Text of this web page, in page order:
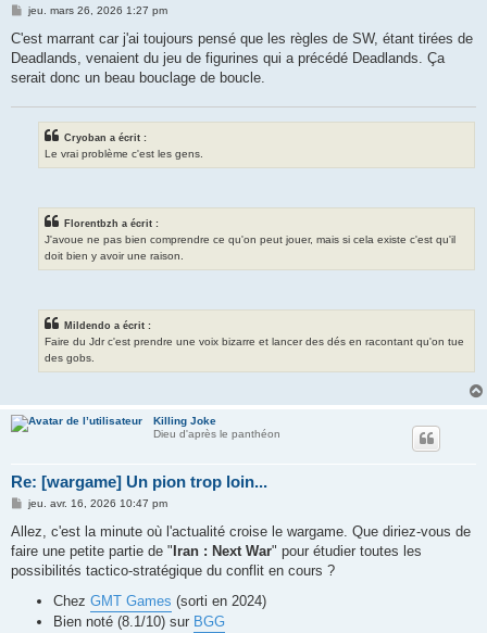
M
s
a
g
jeu. mars 26, 2026 1:27 pm
C'est marrant car j'ai toujours pensé que les règles de SW, étant tirées de
Deadlands, venaient du jeu de figurines qui a précédé Deadlands. Ça
serait donc un beau bouclage de boucle.
Cryoban a écrit :
Le vrai problème c'est les gens.
Florentbzh a écrit :
J'avoue ne pas bien comprendre ce qu'on peut jouer, mais si cela existe c'est qu'il
doit bien y avoir une raison.
Mildendo a écrit :
Faire du Jdr c'est prendre une voix bizarre et lancer des dés en racontant qu'on tue
des gobs.
Killing Joke
Dieu d'après le panthéon
Re: [wargame] Un pion trop loin...
M
s
a
g
jeu. avr. 16, 2026 10:47 pm
Allez, c'est la minute où l'actualité croise le wargame. Que diriez-vous de
faire une petite partie de "Iran : Next War" pour étudier toutes les
possibilités tactico-stratégique du conflit en cours ?
Chez GMT Games (sorti en 2024)
Bien noté (8.1/10) sur BGG